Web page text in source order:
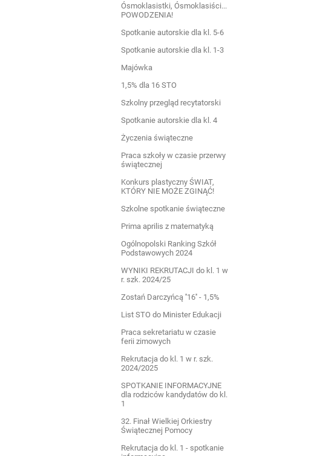
Ósmoklasistki, Ósmoklasiści...
POWODZENIA!
Spotkanie autorskie dla kl. 5-6
Spotkanie autorskie dla kl. 1-3
Majówka
1,5% dla 16 STO
Szkolny przegląd recytatorski
Spotkanie autorskie dla kl. 4
Życzenia świąteczne
Praca szkoły w czasie przerwy
świątecznej
Konkurs plastyczny ŚWIAT,
KTÓRY NIE MOŻE ZGINĄĆ!
Szkolne spotkanie świąteczne
Prima aprilis z matematyką
Ogólnopolski Ranking Szkół
Podstawowych 2024
WYNIKI REKRUTACJI do kl. 1 w
r. szk. 2024/25
Zostań Darczyńcą ''16'' - 1,5%
List STO do Minister Edukacji
Praca sekretariatu w czasie
ferii zimowych
Rekrutacja do kl. 1 w r. szk.
2024/2025
SPOTKANIE INFORMACYJNE
dla rodziców kandydatów do kl.
1
32. Finał Wielkiej Orkiestry
Świątecznej Pomocy
Rekrutacja do kl. 1 - spotkanie